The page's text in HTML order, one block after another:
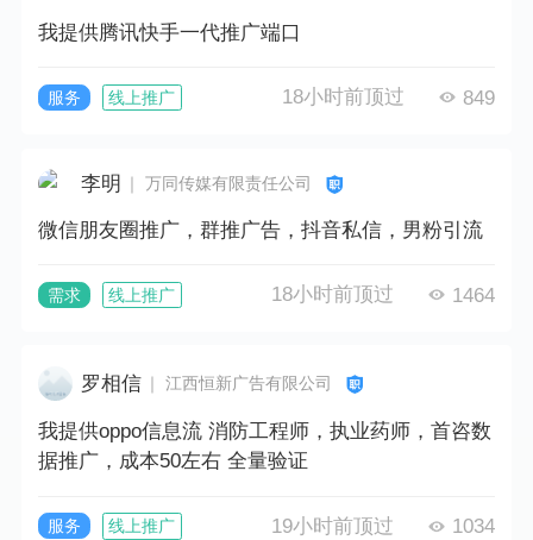
我提供腾讯快手一代推广端口
服务 线上推广 18小时前顶过 849
李明 ｜ 万同传媒有限责任公司
微信朋友圈推广，群推广告，抖音私信，男粉引流
需求 线上推广 18小时前顶过 1464
罗相信 ｜ 江西恒新广告有限公司
我提供oppo信息流 消防工程师，执业药师，首咨数
据推广，成本50左右 全量验证
服务 线上推广 19小时前顶过 1034